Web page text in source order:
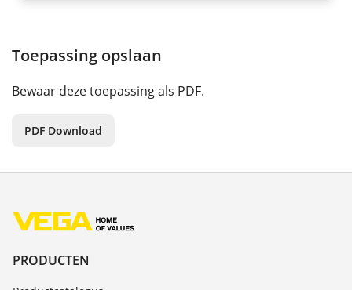
Toepassing opslaan
Bewaar deze toepassing als PDF.
PDF Download
PRODUCTEN